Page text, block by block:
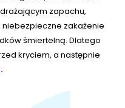
zapachu,
zakażenie
śmiertelną. Dlatego
kryciem, a następnie